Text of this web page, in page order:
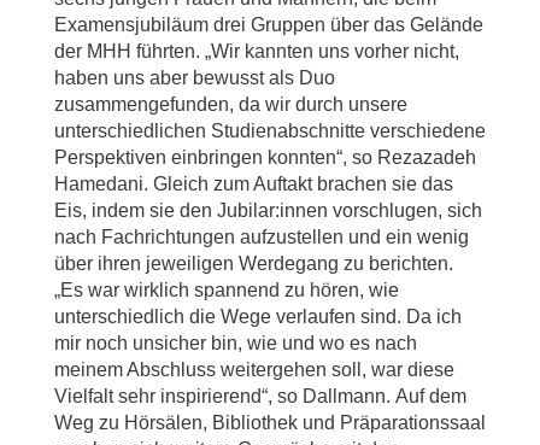
Examensjubiläum drei Gruppen über das Gelände
der MHH führten. „Wir kannten uns vorher nicht,
haben uns aber bewusst als Duo
zusammengefunden, da wir durch unsere
unterschiedlichen Studienabschnitte verschiedene
Perspektiven einbringen konnten“, so Rezazadeh
Hamedani. Gleich zum Auftakt brachen sie das
Eis, indem sie den Jubilar:innen vorschlugen, sich
nach Fachrichtungen aufzustellen und ein wenig
über ihren jeweiligen Werdegang zu berichten.
„Es war wirklich spannend zu hören, wie
unterschiedlich die Wege verlaufen sind. Da ich
mir noch unsicher bin, wie und wo es nach
meinem Abschluss weitergehen soll, war diese
Vielfalt sehr inspirierend“, so Dallmann. Auf dem
Weg zu Hörsälen, Bibliothek und Präparationssaal